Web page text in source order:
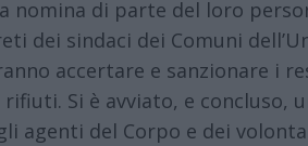
nomina di parte del loro
dei sindaci dei Comuni
accertare e sanzionare i
Si è avviato, e concluso,
agenti del Corpo e dei